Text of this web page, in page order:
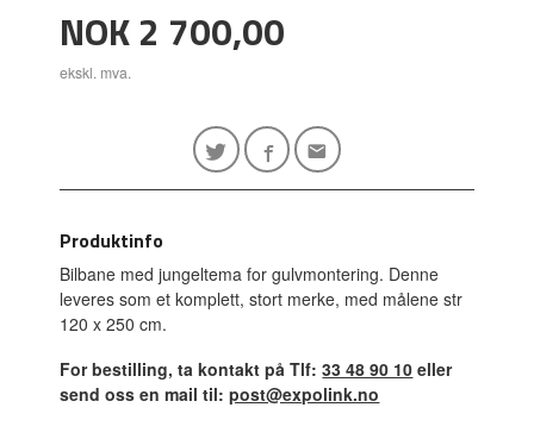
Pris
NOK2 700,00
ekskl. mva.
Produktinfo
Bilbane med jungeltema for gulvmontering. Denne
leveres som et komplett, stort merke, med målene str
120 x 250 cm.
For bestilling, ta kontakt på Tlf:33 48 90 10 eller
send oss en mail til:post@expolink.no